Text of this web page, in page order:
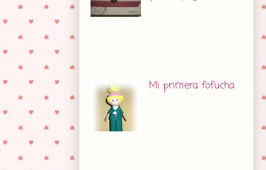
Mi primera fofucha